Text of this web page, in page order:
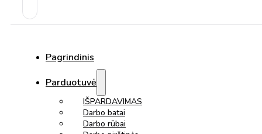
Pagrindinis
Parduotuvė
IŠPARDAVIMAS
Darbo batai
Darbo rūbai